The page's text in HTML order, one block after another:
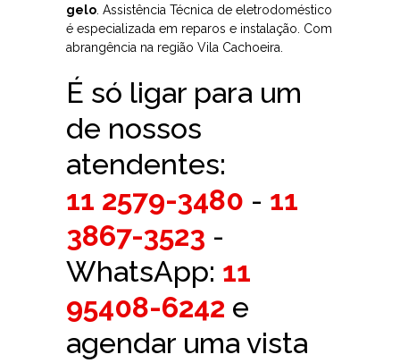
gelo. Assistência Técnica de eletrodoméstico
é especializada em reparos e instalação. Com
abrangência na região Vila Cachoeira.
É só ligar para um
de nossos
atendentes:
11 2579-3480 - 11
3867-3523 -
WhatsApp: 11
95408-6242 e
agendar uma vista